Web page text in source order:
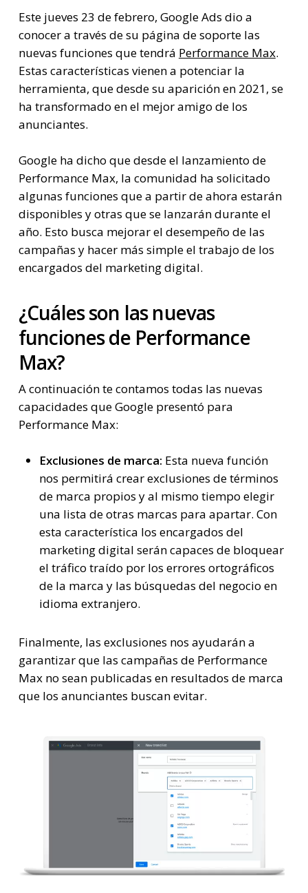
Este jueves 23 de febrero, Google Ads dio a
conocer a través de su página de soporte las
nuevas funciones que tendrá Performance Max.
Estas características vienen a potenciar la
herramienta, que desde su aparición en 2021, se
ha transformado en el mejor amigo de los
anunciantes.
Google ha dicho que desde el lanzamiento de
Performance Max, la comunidad ha solicitado
algunas funciones que a partir de ahora estarán
disponibles y otras que se lanzarán durante el
año. Esto busca mejorar el desempeño de las
campañas y hacer más simple el trabajo de los
encargados del marketing digital.
¿Cuáles son las nuevas
funciones de Performance
Max?
A continuación te contamos todas las nuevas
capacidades que Google presentó para
Performance Max:
Exclusiones de marca: Esta nueva función
nos permitirá crear exclusiones de términos
de marca propios y al mismo tiempo elegir
una lista de otras marcas para apartar. Con
esta característica los encargados del
marketing digital serán capaces de bloquear
el tráfico traído por los errores ortográficos
de la marca y las búsquedas del negocio en
idioma extranjero.
Finalmente, las exclusiones nos ayudarán a
garantizar que las campañas de Performance
Max no sean publicadas en resultados de marca
que los anunciantes buscan evitar.